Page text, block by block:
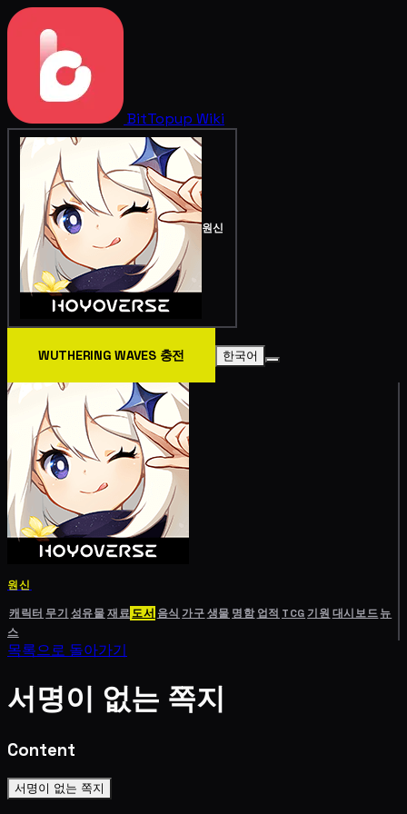
BitTopup Wiki
원신
WUTHERING WAVES 충전 한국어
원신
캐릭터 무기 성유물재료도서 음식 가구생물 명함 업적 TCG기원 대시보드뉴
스
목록으로 돌아가기
서명이 없는 쪽지
Content
서명이 없는 쪽지